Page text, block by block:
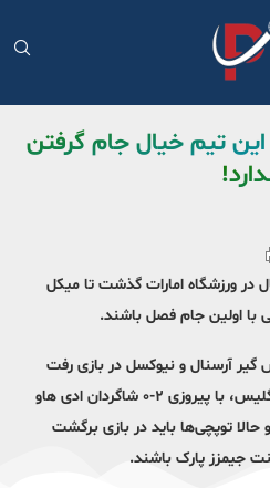
این تیم خیال جام گرفتن
۲-۰ از سد آرسنال در ورزشگاه امارات گذشت تا میکل
با اولین جام فصل باشند‌.
گیر آرسنال و نیوکسل در بازی رفت
مرحله نیمه نهایی جام اتحادیه انگلیس، با پیروزی ۲-۰ شاگردان ادی هاو
حالا توپچی‌ها باید در بازی برگشت
جیمزز پارک باشند.